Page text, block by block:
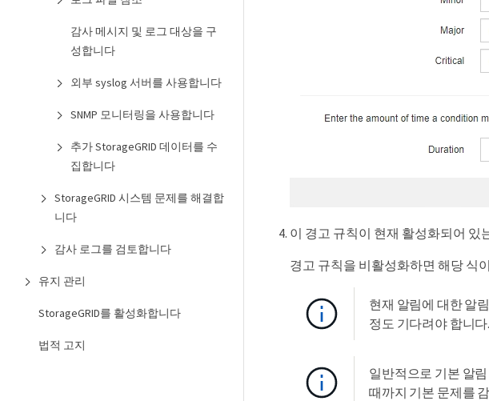
감사 메시지 및 로그 대상을 구
성합니다
외부 syslog 서버를 사용합니다
SNMP 모니터링을 사용합니다
추가 StorageGRID 데이터를 수
집합니다
StorageGRID 시스템 문제를 해결합
니다
감사 로그를 검토합니다
유지 관리
StorageGRID를 활성화합니다
법적 고지
이 경고 규칙이 현재 활성화되어 있
경고 규칙을 비활성화하면 해당 식
현재 알림에 대한 알
정도 기다려야 합니다.
일반적으로 기본 알
때까지 기본 문제를